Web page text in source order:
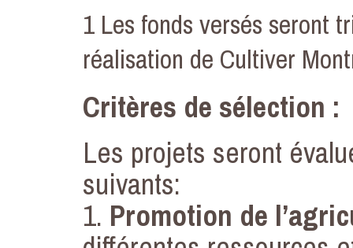
1 Les fonds versés seront
réalisation de Cultiver
Critères de sélection :
Les projets seront
suivants:
1. Promotion de